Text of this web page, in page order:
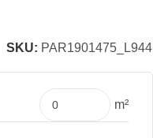
SKU: PAR1901475_L944
m²